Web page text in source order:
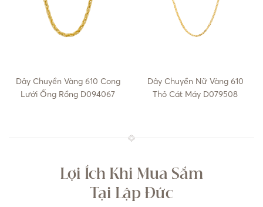
Dây Chuyền Vàng 610 Cong
Lưới Ống Rồng D094067
Dây Chuyền Nữ Vàng 610
Thỏ Cát Máy D079508
Lợi Ích Khi Mua Sắm
Tại Lập Đức